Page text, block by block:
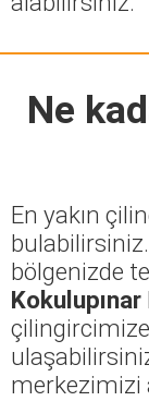
Ne
En yakın
bölgenizde
Kokulupınar
merkezimizi